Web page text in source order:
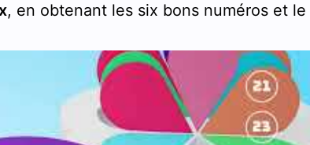
, en obtenant les six bons numéros et le